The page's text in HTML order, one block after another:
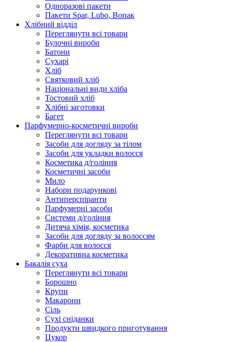
Одноразові пакети
Пакети Spar, Lubo, Вопак
Хлібний відділ
Переглянути всі товари
Булочні вироби
Батони
Сухарі
Хліб
Святковий хліб
Національні види хліба
Тостовий хліб
Хлібні заготовки
Багет
Парфумерно-косметичні вироби
Переглянути всі товари
Засоби для догляду за тілом
Засоби для укладки волосся
Косметика д/гоління
Косметичні засоби
Мило
Набори подарункові
Антиперспіранти
Парфумерні засоби
Системи д/гоління
Дитяча хімія, косметика
Засоби для догляду за волоссям
Фарби для волосся
Декоративна косметика
Бакалія суха
Переглянути всі товари
Борошно
Крупи
Макарони
Сіль
Сухі сніданки
Продукти швидкого приготування
Цукор